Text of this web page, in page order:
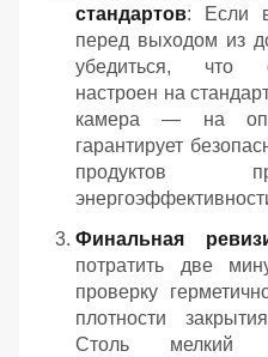
стандартов: Если
перед выходом из
убедиться, что
настроен на
камера — на
гарантирует
продуктов
Финальная
потратить две
проверку
плотности
Столь мелкий